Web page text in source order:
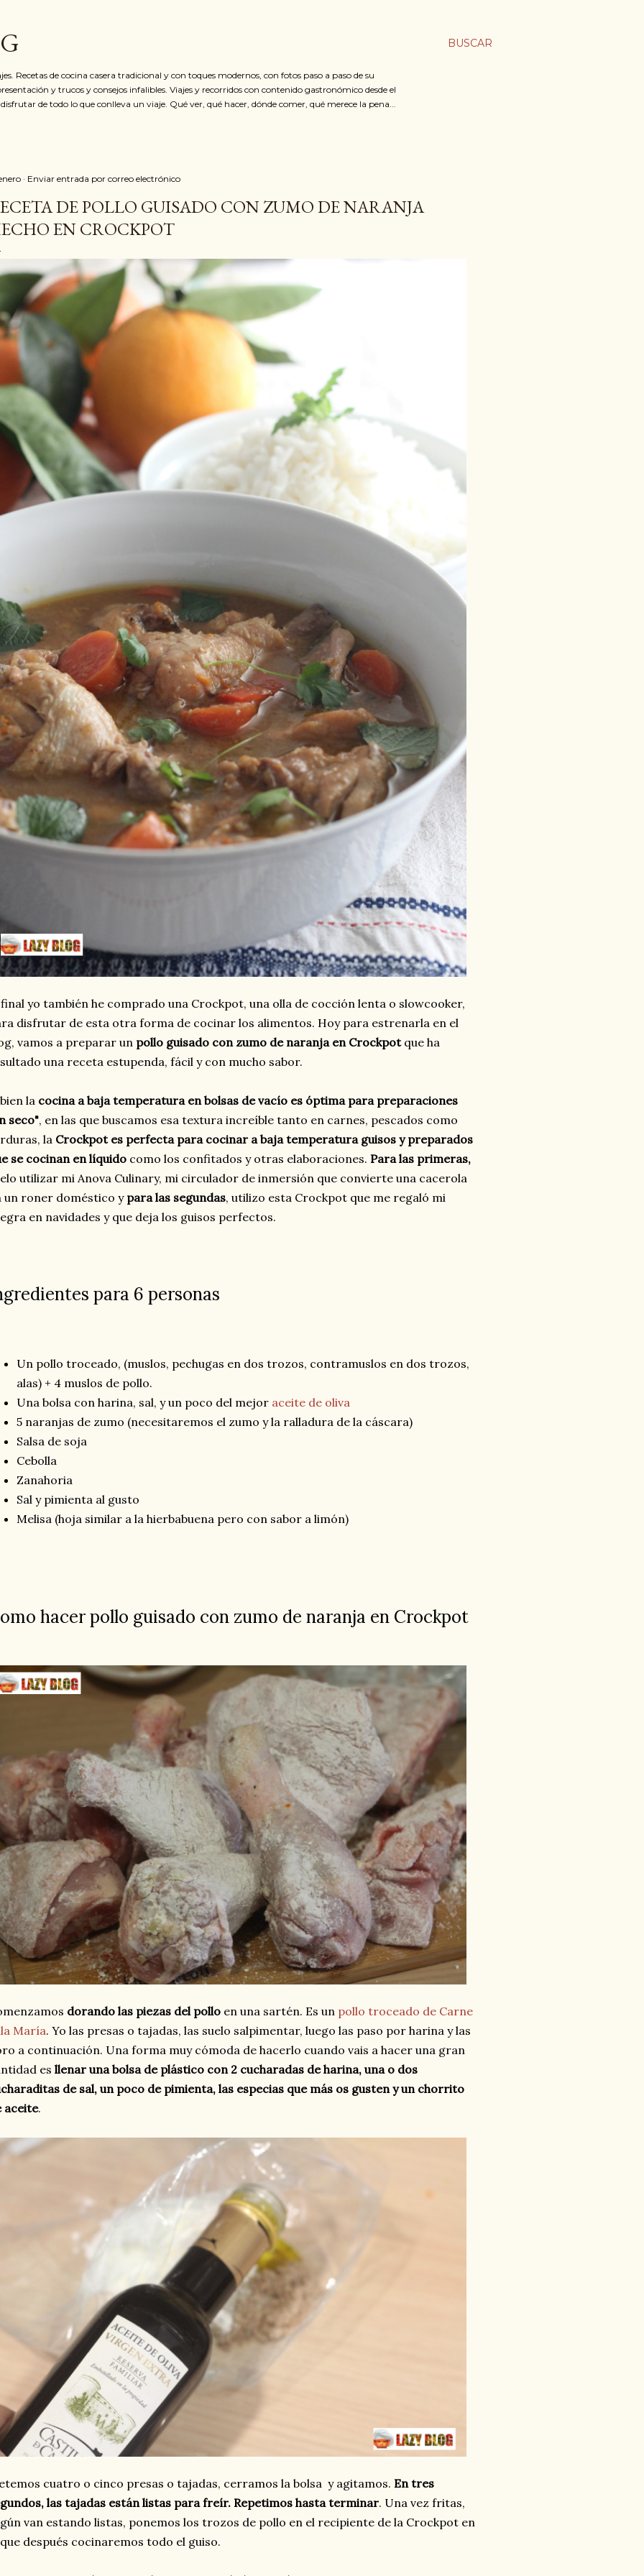
BUSCAR
Recetas de cocina casera tradicional y con toques modernos, con fotos paso a paso de su
y trucos y consejos infalibles. Viajes y recorridos con contenido gastronómico desde el
de todo lo que conlleva un viaje. Qué ver, qué hacer, dónde comer, qué merece la pena...
Enviar entrada por correo electrónico
DE POLLO GUISADO CON ZUMO DE NARANJA
EN CROCKPOT
yo también he comprado una Crockpot, una olla de cocción lenta o slowcooker,
disfrutar de esta otra forma de cocinar los alimentos. Hoy para estrenarla en el
vamos a preparar un pollo guisado con zumo de naranja en Crockpotque ha
una receta estupenda, fácil y con mucho sabor.
la cocina a baja temperatura en bolsas de vacío es óptima para preparaciones
seco", en las que buscamos esa textura increíble tanto en carnes, pescados como
la Crockpot es perfecta para cocinar a baja temperatura guisos y preparados
se cocinan en líquido como los confitados y otras elaboraciones. Para las primeras,
utilizar mi Anova Culinary, mi circulador de inmersión que convierte una cacerola
un roner doméstico y para las segundas, utilizo esta Crockpot que me regaló mi
en navidades y que deja los guisos perfectos.
para 6 personas
Un pollo troceado, (muslos, pechugas en dos trozos, contramuslos en dos trozos,
alas) + 4 muslos de pollo.
Una bolsa con harina, sal, y un poco del mejor aceite de oliva
5 naranjas de zumo (necesitaremos el zumo y la ralladura de la cáscara)
Salsa de soja
Cebolla
Zanahoria
Sal y pimienta al gusto
Melisa (hoja similar a la hierbabuena pero con sabor a limón)
hacer pollo guisado con zumo de naranja en Crockpot
dorando las piezas del pollo en una sartén. Es un pollo troceado de Carne
María. Yo las presas o tajadas, las suelo salpimentar, luego las paso por harina y las
a continuación. Una forma muy cómoda de hacerlo cuando vais a hacer una gran
es llenar una bolsa de plástico con 2 cucharadas de harina, una o dos
de sal, un poco de pimienta, las especias que más os gusten y un chorrito
aceite.
cuatro o cinco presas o tajadas, cerramos la bolsa y agitamos. En tres
las tajadas están listas para freír. Repetimos hasta terminar. Una vez fritas,
van estando listas, ponemos los trozos de pollo en el recipiente de la Crockpot en
después cocinaremos todo el guiso.